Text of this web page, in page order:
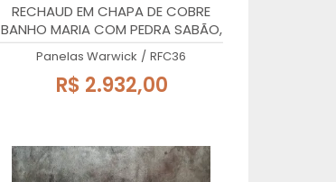
RECHAUD EM CHAPA DE COBRE
BANHO MARIA COM PEDRA SABÃO,
36x27cm, 8 Litros
Panelas Warwick / RFC36
R$ 2.932,00